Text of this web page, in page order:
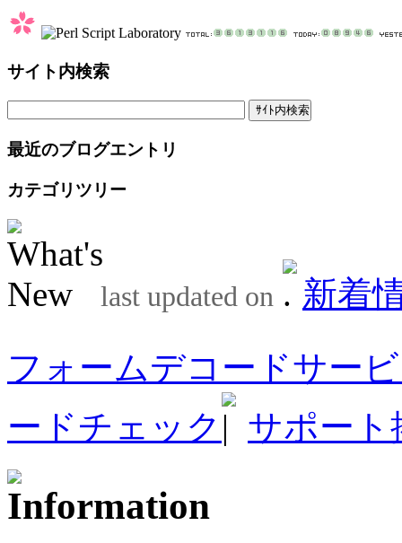
サイト内検索
最近のブログエントリ
カテゴリツリー
last updated on
新着
フォームデコードサー
ードチェック
サポート